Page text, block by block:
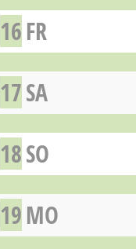
16FR
17SA
18SO
19MO